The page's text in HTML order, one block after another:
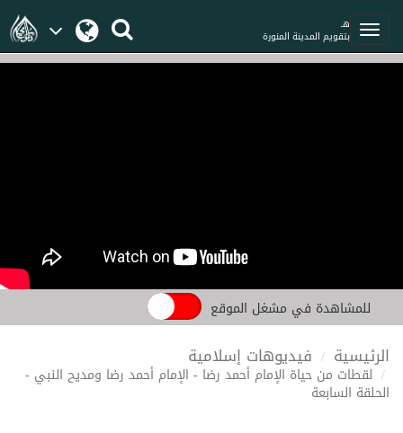
هـ
بتقويم المدينة المنورة
للمشاهدة في مشغل الموقع
الرئيسية فيديوهات إسلامية
لقطات من حياة الإمام أحمد رضا - الإمام أحمد رضا ومديح النبي -
الحلقة السابعة